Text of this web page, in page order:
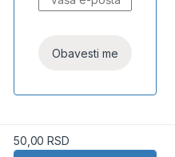
50,00RSD